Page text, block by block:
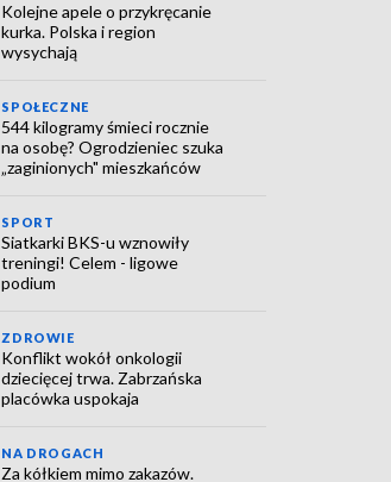
Kolejne apele o przykręcanie
kurka. Polska i region
wysychają
SPOŁECZNE
544 kilogramy śmieci rocznie
na osobę? Ogrodzieniec szuka
„zaginionych" mieszkańców
SPORT
Siatkarki BKS-u wznowiły
treningi! Celem - ligowe
podium
ZDROWIE
Konflikt wokół onkologii
dziecięcej trwa. Zabrzańska
placówka uspokaja
NA DROGACH
Za kółkiem mimo zakazów.